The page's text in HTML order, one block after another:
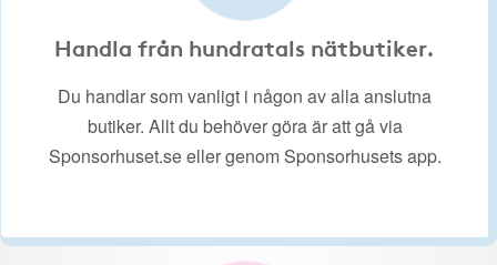
Handla från hundratals nätbutiker.
Du handlar som vanligt i någon av alla anslutna
butiker. Allt du behöver göra är att gå via
Sponsorhuset.se eller genom Sponsorhusets app.